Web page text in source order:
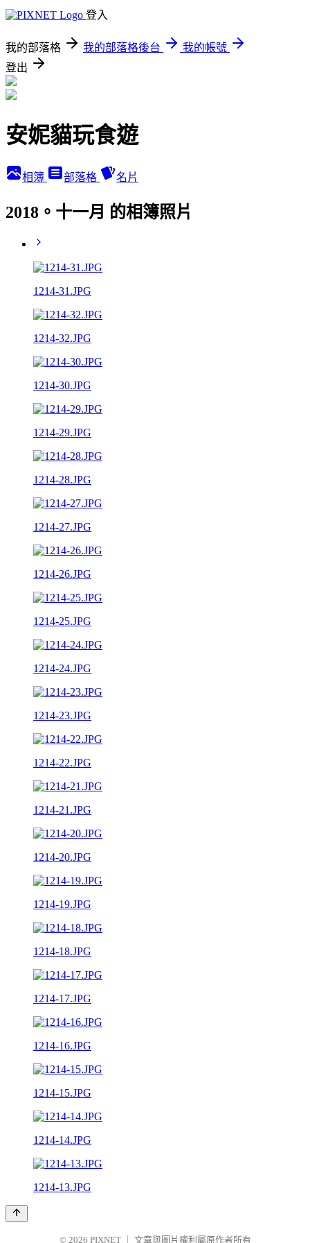
登入
我的部落格 我的部落格後台
我的帳號
登出
安妮貓玩食遊
相簿 部落格 名片
2018。十一月 的相簿照片
1214-31.JPG
1214-32.JPG
1214-30.JPG
1214-29.JPG
1214-28.JPG
1214-27.JPG
1214-26.JPG
1214-25.JPG
1214-24.JPG
1214-23.JPG
1214-22.JPG
1214-21.JPG
1214-20.JPG
1214-19.JPG
1214-18.JPG
1214-17.JPG
1214-16.JPG
1214-15.JPG
1214-14.JPG
1214-13.JPG
© 2026 PIXNET 文章與圖片權利屬原作者所有